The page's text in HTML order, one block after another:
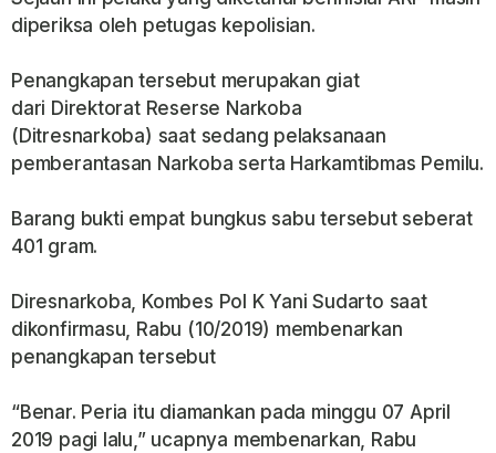
diperiksa oleh petugas kepolisian.
Penangkapan tersebut merupakan giat
dari Direktorat Reserse Narkoba
(Ditresnarkoba) saat sedang pelaksanaan
pemberantasan Narkoba serta Harkamtibmas Pemilu.
Barang bukti empat bungkus sabu tersebut seberat
401 gram.
Diresnarkoba, Kombes Pol K Yani Sudarto saat
dikonfirmasu, Rabu (10/2019) membenarkan
penangkapan tersebut
“Benar. Peria itu diamankan pada minggu 07 April
2019 pagi lalu,” ucapnya membenarkan, Rabu